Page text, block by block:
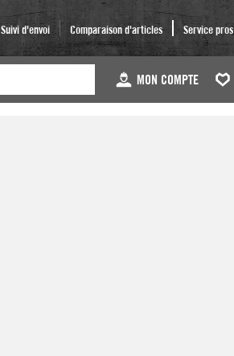
Suivi d'envoi Comparaison d'articles Service pros
MON COMPTE